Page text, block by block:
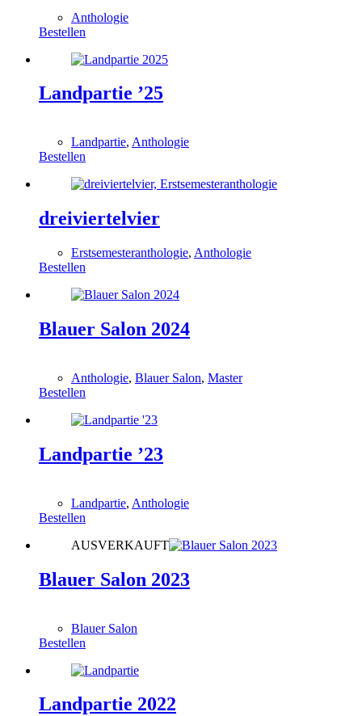
Anthologie
Bestellen
Landpartie ’25
Landpartie, Anthologie
Bestellen
dreiviertelvier
Erstsemesteranthologie, Anthologie
Bestellen
Blauer Salon 2024
Anthologie, Blauer Salon, Master
Bestellen
Landpartie ’23
Landpartie, Anthologie
Bestellen
AUSVERKAUFT
Blauer Salon 2023
Blauer Salon
Bestellen
Landpartie 2022